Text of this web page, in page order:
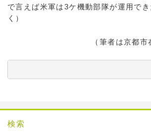
で言えば米軍は3ケ機動部隊が運用で
く）
（筆者は京都市在
検索